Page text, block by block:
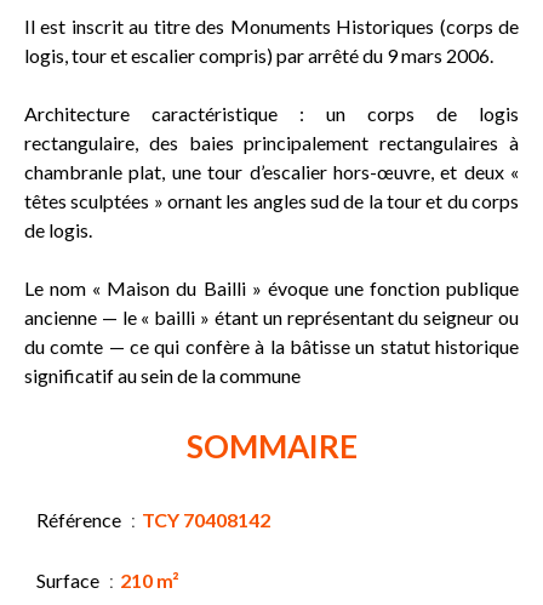
Il est inscrit au titre des Monuments Historiques (corps de
logis, tour et escalier compris) par arrêté du 9 mars 2006.
Architecture caractéristique : un corps de logis
rectangulaire, des baies principalement rectangulaires à
chambranle plat, une tour d’escalier hors-œuvre, et deux «
têtes sculptées » ornant les angles sud de la tour et du corps
de logis.
Le nom « Maison du Bailli » évoque une fonction publique
ancienne — le « bailli » étant un représentant du seigneur ou
du comte — ce qui confère à la bâtisse un statut historique
significatif au sein de la commune
SOMMAIRE
Référence TCY 70408142
Surface 210 m²